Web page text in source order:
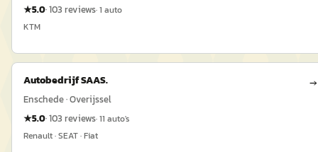
★5.0·103 reviews·1 auto
KTM
Autobedrijf SAAS. →
Enschede · Overijssel
★5.0·103 reviews·11 auto's
Renault · SEAT · Fiat